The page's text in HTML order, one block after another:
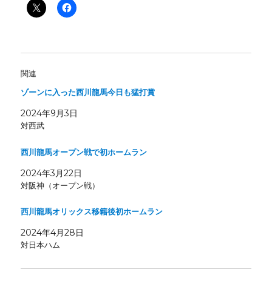
関連
ゾーンに入った西川龍馬今日も猛打賞
2024年9月3日
対西武
西川龍馬オープン戦で初ホームラン
2024年3月22日
対阪神（オープン戦）
西川龍馬オリックス移籍後初ホームラン
2024年4月28日
対日本ハム